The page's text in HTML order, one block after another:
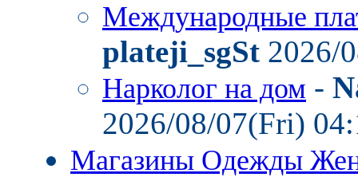
Международные
plateji_sgSt 2026/
Нарколог на дом -
2026/08/07(Fri)
Магазины Одежды